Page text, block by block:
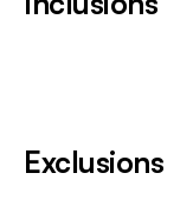
Exclusions